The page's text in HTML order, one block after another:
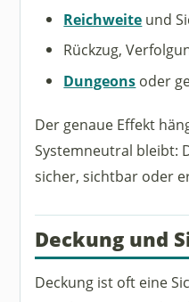
Reichweite und
Rückzug,
Dungeons oder
Der genaue Effekt
Systemneutral bleibt:
sicher, sichtbar oder
Deckung und
Deckung ist oft eine